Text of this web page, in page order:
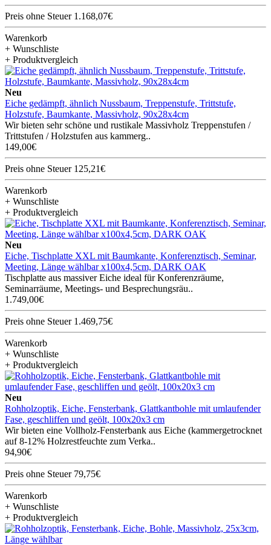
Preis ohne Steuer 1.168,07€
Warenkorb
+ Wunschliste
+ Produktvergleich
Neu
Eiche gedämpft, ähnlich Nussbaum, Treppenstufe, Trittstufe,
Holzstufe, Baumkante, Massivholz, 90x28x4cm
Wir bieten sehr schöne und rustikale Massivholz Treppenstufen /
Trittstufen / Holzstufen aus kammerg..
149,00€
Preis ohne Steuer 125,21€
Warenkorb
+ Wunschliste
+ Produktvergleich
Neu
Eiche, Tischplatte XXL mit Baumkante, Konferenztisch, Seminar,
Meeting, Länge wählbar x100x4,5cm, DARK OAK
Tischplatte aus massiver Eiche ideal für Konferenzräume,
Seminarräume, Meetings- und Besprechungsräu..
1.749,00€
Preis ohne Steuer 1.469,75€
Warenkorb
+ Wunschliste
+ Produktvergleich
Neu
Rohholzoptik, Eiche, Fensterbank, Glattkantbohle mit umlaufender
Fase, geschliffen und geölt, 100x20x3 cm
Wir bieten eine Vollholz-Fensterbank aus Eiche (kammergetrocknet
auf 8-12% Holzrestfeuchte zum Verka..
94,90€
Preis ohne Steuer 79,75€
Warenkorb
+ Wunschliste
+ Produktvergleich